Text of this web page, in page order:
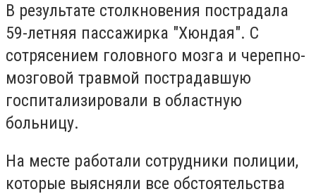
В результате столкновения пострадала
59-летняя пассажирка "Хюндая". С
сотрясением головного мозга и черепно-
мозговой травмой пострадавшую
госпитализировали в областную
больницу.
На месте работали сотрудники полиции,
которые выясняли все обстоятельства